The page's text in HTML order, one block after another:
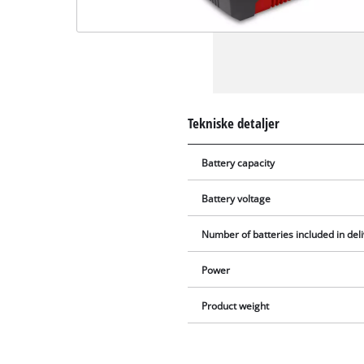
Tekniske detaljer
Battery capacity
Battery voltage
Number of batteries included in
Power
Product weight